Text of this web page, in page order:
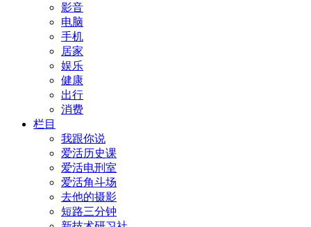
影音
电脑
手机
居家
娱乐
健康
出行
消费
栏目
我跟你说
爱活历史课
爱活电刑室
爱活角斗场
去他的摄影
短路三分钟